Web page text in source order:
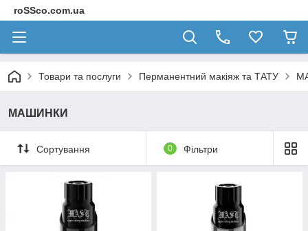
roSSco.com.ua
Товари та послуги Перманентний макіяж та ТАТУ
МАШИНКИ
Сортування 0 Фільтри